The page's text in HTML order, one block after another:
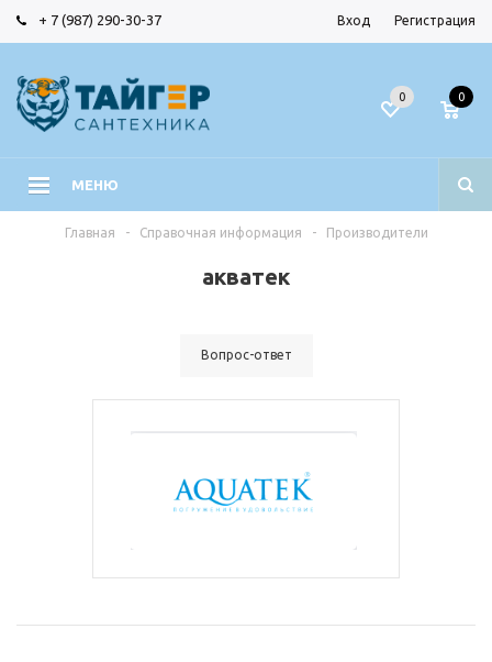
+ 7 (987) 290-30-37 Вход Регистрация
МЕНЮ
0
0
Главная - Справочная информация - Производители
акватек
Вопрос-ответ